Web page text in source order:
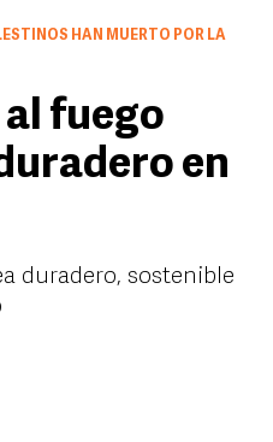
HAN MUERTO POR LA
al fuego
en
duradero, sostenible